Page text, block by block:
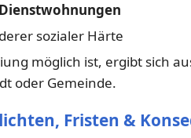
Dienstwohnungen
sozialer Härte
möglich ist, ergibt sich
oder Gemeinde.
Fristen &